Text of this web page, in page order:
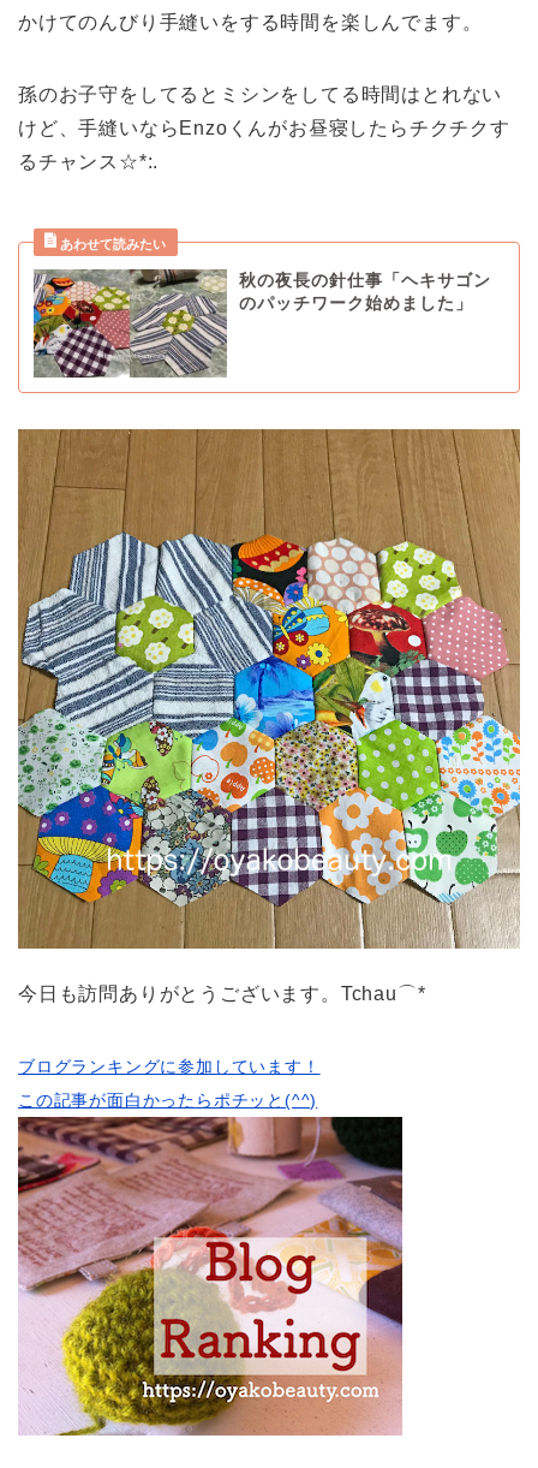
かけてのんびり手縫いをする時間を楽しんでます。
孫のお子守をしてるとミシンをしてる時間はとれない
けど、手縫いならEnzoくんがお昼寝したらチクチクす
るチャンス☆*:.
秋の夜長の針仕事「ヘキサゴン
のパッチワーク始めました」
今日も訪問ありがとうございます。Tchau⌒*
ブログランキングに参加しています！
この記事が面白かったらポチッと(^^)